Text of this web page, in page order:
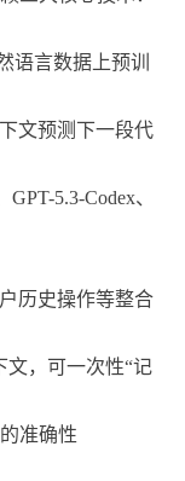
语言数据上预训
文预测下一段代
5.3-Codex、
历史操作等整合
文，可一次性“记
准确性